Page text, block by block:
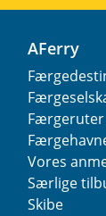
AFerry
Færgeruter
Vores
Særlige
Skibe